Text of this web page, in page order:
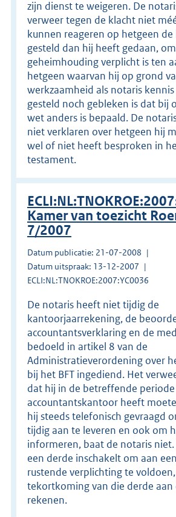
zijn dienst te weigeren. De
verweer tegen de klacht niet
kunnen reageren op hetgeen
gesteld dan hij heeft gedaan,
geheimhouding verplicht is ten
hetgeen waarvan hij op grond
werkzaamheid als notaris
gesteld noch gebleken is dat bij
wet anders is bepaald. De
niet verklaren over hetgeen hij
wel of niet heeft besproken in
testament.
Kamer van toezicht
7/2007
Datum publicatie: 21-07-2008
Datum uitspraak: 13-12-2007
ECLI:NL:TNOKROE:2007:YC0036
De notaris heeft niet tijdig de
kantoorjaarrekening, de
accountantsverklaring en de
bedoeld in artikel 8 van de
Administratieverordening over
bij het BFT ingediend. Het
dat hij in de betreffende
accountantskantoor heeft
hij steeds telefonisch gevraagd
tijdig aan te leveren en ook om
informeren, baat de notaris
een derde inschakelt om aan
rustende verplichting te
tekortkoming van die derde
rekenen.